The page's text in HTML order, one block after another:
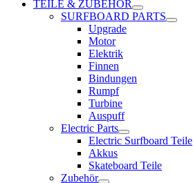
TEILE & ZUBEHÖR
SURFBOARD PARTS
Upgrade
Motor
Elektrik
Finnen
Bindungen
Rumpf
Turbine
Auspuff
Electric Parts
Electric Surfboard Teile
Akkus
Skateboard Teile
Zubehör